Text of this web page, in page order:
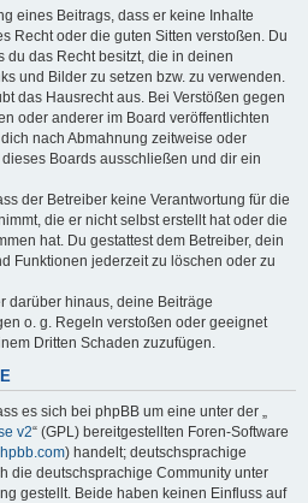
eines Beitrags, dass er keine Inhalte
Recht oder die guten Sitten verstoßen. Du
du das Recht besitzt, die in deinen
und Bilder zu setzen bzw. zu verwenden.
das Hausrecht aus. Bei Verstößen gegen
oder anderer im Board veröffentlichten
nach Abmahnung zeitweise oder
Boards ausschließen und dir ein
der Betreiber keine Verantwortung für die
die er nicht selbst erstellt hat oder die
hat. Du gestattest dem Betreiber, dein
Funktionen jederzeit zu löschen oder zu
darüber hinaus, deine Beiträge
o. g. Regeln verstoßen oder geeignet
Dritten Schaden zuzufügen.
es sich bei phpBB um eine unter der „
v2“ (GPL) bereitgestellten Foren-Software
) handelt; deutschsprachige
die deutschsprachige Community unter
gestellt. Beide haben keinen Einfluss auf